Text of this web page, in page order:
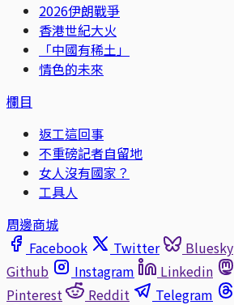
2026伊朗戰爭
香港世紀大火
「中國有稀土」
情色的未來
欄目
返工這回事
不重磅記者自留地
女人沒有國家？
工具人
周邊商城
Facebook
Twitter Bluesky
Github
Instagram Linkedin
Pinterest
Reddit Telegram